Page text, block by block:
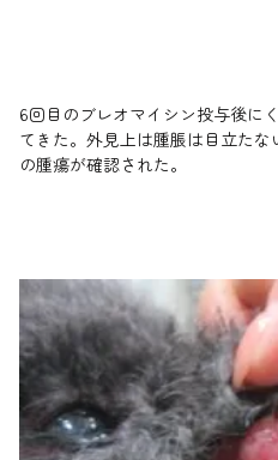
6回目のブレオマイシン投与後に
てきた。外見上は腫脹は目立た
の腫瘍が確認された。